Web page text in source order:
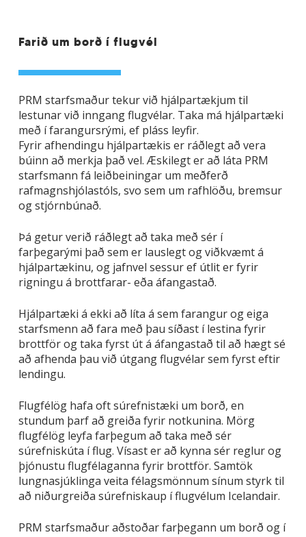
Farið um borð í flugvél
PRM starfsmaður tekur við hjálpartækjum til
lestunar við inngang flugvélar. Taka má hjálpartæki
með í farangursrými, ef pláss leyfir.
Fyrir afhendingu hjálpartækis er ráðlegt að vera
búinn að merkja það vel. Æskilegt er að láta PRM
starfsmann fá leiðbeiningar um meðferð
rafmagnshjólastóls, svo sem um rafhlöðu, bremsur
og stjórnbúnað.
Þá getur verið ráðlegt að taka með sér í
farþegarými það sem er lauslegt og viðkvæmt á
hjálpartækinu, og jafnvel sessur ef útlit er fyrir
rigningu á brottfarar- eða áfangastað.
Hjálpartæki á ekki að líta á sem farangur og eiga
starfsmenn að fara með þau síðast í lestina fyrir
brottför og taka fyrst út á áfangastað til að hægt sé
að afhenda þau við útgang flugvélar sem fyrst eftir
lendingu.
Flugfélög hafa oft súrefnistæki um borð, en
stundum þarf að greiða fyrir notkunina. Mörg
flugfélög leyfa farþegum að taka með sér
súrefniskúta í flug. Vísast er að kynna sér reglur og
þjónustu flugfélaganna fyrir brottför. Samtök
lungnasjúklinga veita félagsmönnum sínum styrk til
að niðurgreiða súrefniskaup í flugvélum Icelandair.
PRM starfsmaður aðstoðar farþegann um borð og í